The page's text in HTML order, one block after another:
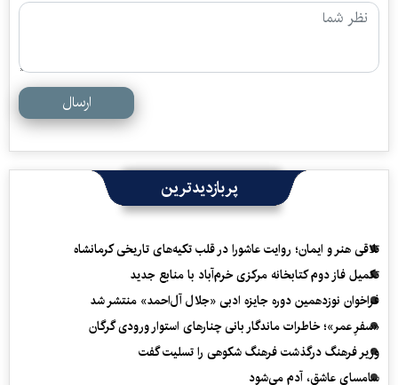
ارسال
پربازدیدترین
تلاقی هنر و ایمان؛ روایت عاشورا در قلب تکیه‌های تاریخی کرمانشاه
تکمیل فاز دوم کتابخانه مرکزی خرم‌آباد با منابع جدید
فراخوان نوزدهمین دوره جایزه ادبی «جلال آل‌احمد» منتشر شد
«سفرِ عمر»؛ خاطرات ماندگار بانی چنارهای استوار ورودی گرگان
وزیر فرهنگ درگذشت فرهنگ شکوهی را تسلیت گفت
سامسای عاشق، آدم می‌شود